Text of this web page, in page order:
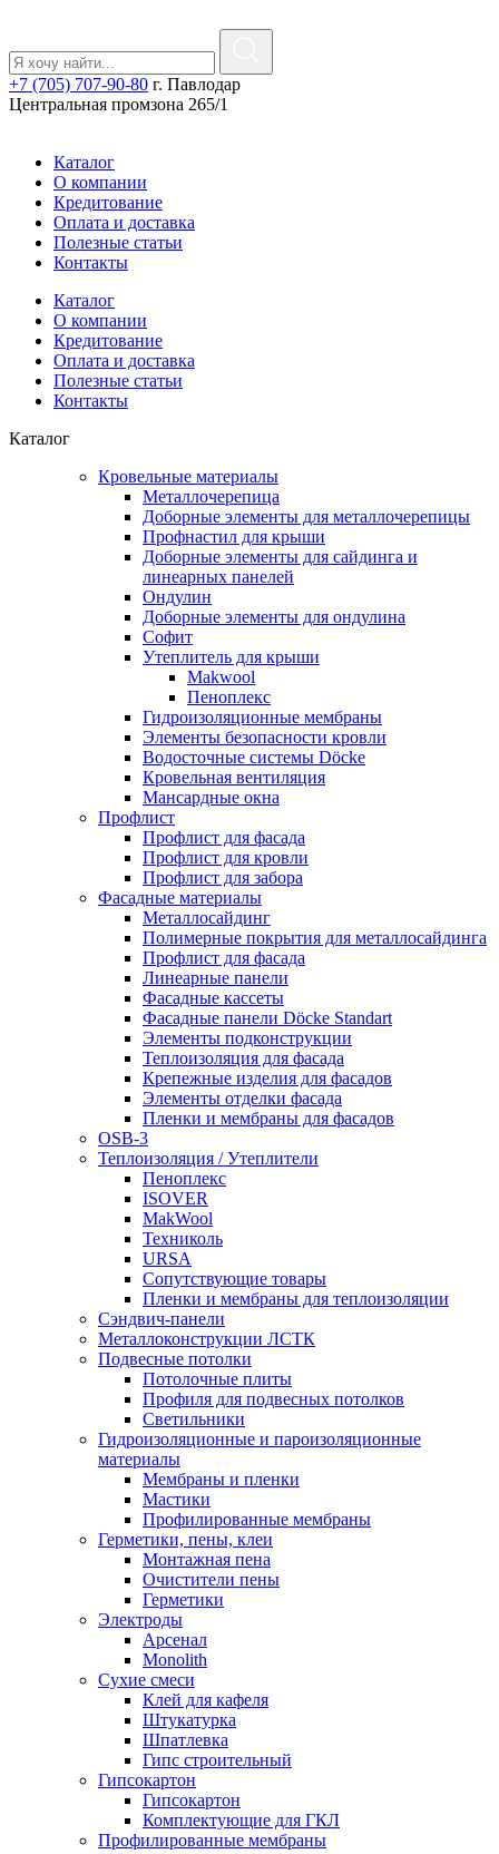
+7 (705) 707-90-80 г. Павлодар
Центральная промзона 265/1
Каталог
О компании
Кредитование
Оплата и доставка
Полезные статьи
Контакты
Каталог
О компании
Кредитование
Оплата и доставка
Полезные статьи
Контакты
Каталог
Кровельные материалы
Металлочерепица
Доборные элементы для металлочерепицы
Профнастил для крыши
Доборные элементы для сайдинга и
линеарных панелей
Ондулин
Доборные элементы для ондулина
Софит
Утеплитель для крыши
Makwool
Пеноплекс
Гидроизоляционные мембраны
Элементы безопасности кровли
Водосточные системы Döcke
Кровельная вентиляция
Мансардные окна
Профлист
Профлист для фасада
Профлист для кровли
Профлист для забора
Фасадные материалы
Металлосайдинг
Полимерные покрытия для металлосайдинга
Профлист для фасада
Линеарные панели
Фасадные кассеты
Фасадные панели Döcke Standart
Элементы подконструкции
Теплоизоляция для фасада
Крепежные изделия для фасадов
Элементы отделки фасада
Пленки и мембраны для фасадов
OSB-3
Теплоизоляция / Утеплители
Пеноплекс
ISOVER
MakWool
Техниколь
URSA
Сопутствующие товары
Пленки и мембраны для теплоизоляции
Сэндвич-панели
Металлоконструкции ЛСТК
Подвесные потолки
Потолочные плиты
Профиля для подвесных потолков
Светильники
Гидроизоляционные и пароизоляционные
материалы
Мембраны и пленки
Мастики
Профилированные мембраны
Герметики, пены, клеи
Монтажная пена
Очистители пены
Герметики
Электроды
Арсенал
Monolith
Сухие смеси
Клей для кафеля
Штукатурка
Шпатлевка
Гипс строительный
Гипсокартон
Гипсокартон
Комплектующие для ГКЛ
Профилированные мембраны